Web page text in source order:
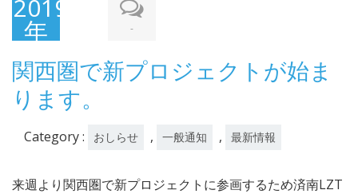
2019
年
10
月9
日
-
関西圏で新プロジェクトが始ま
ります。
Category : おしらせ , 一般通知 , 最新情報
来週より関西圏で新プロジェクトに参画するため済南LZT